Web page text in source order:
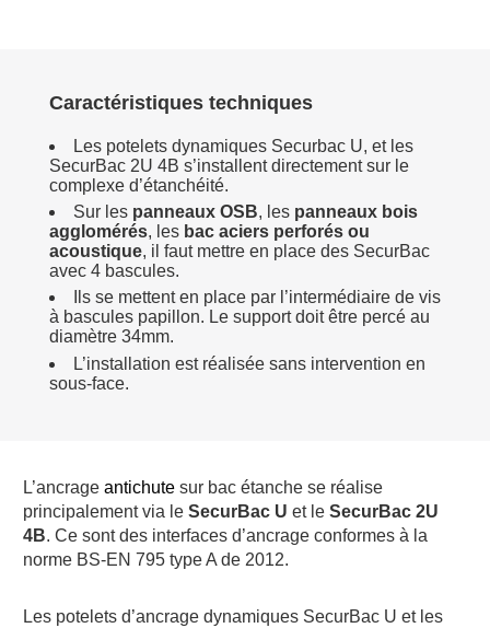
Caractéristiques techniques
Les potelets dynamiques Securbac U, et les
SecurBac 2U 4B s’installent directement sur le
complexe d’étanchéité.
Sur lespanneaux OSB, les panneaux bois
agglomérés, les bac aciers perforés ou
acoustique, il faut mettre en place des SecurBac
avec 4 bascules.
Ils se mettent en place par l’intermédiaire de vis
à bascules papillon. Le support doit être percé au
diamètre 34mm.
L’installation est réalisée sans intervention en
sous-face.
L’ancrage antichutesur bac étanche se réalise
principalement via le SecurBac U et le SecurBac 2U
4B. Ce sont des interfaces d’ancrage conformes à la
norme BS-EN 795 type A de 2012.
Les potelets d’ancrage dynamiques SecurBac U et les